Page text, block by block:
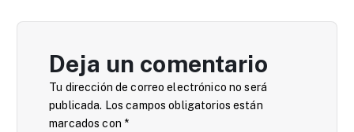
i
Deja un comentario
Tu dirección de correo electrónico no será
publicada. Los campos obligatorios están
marcados con *